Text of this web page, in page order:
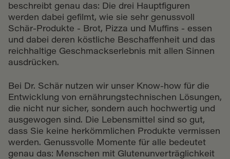
beschreibt genau das: Die drei Hauptfiguren
werden dabei gefilmt, wie sie sehr genussvoll
Schär-Produkte - Brot, Pizza und Muffins - essen
und dabei deren köstliche Beschaffenheit und das
reichhaltige Geschmackserlebnis mit allen Sinnen
ausdrücken.
Bei Dr. Schär nutzen wir unser Know-how für die
Entwicklung von ernährungstechnischen Lösungen,
die nicht nur sicher, sondern auch hochwertig und
ausgewogen sind. Die Lebensmittel sind so gut,
dass Sie keine herkömmlichen Produkte vermissen
werden. Genussvolle Momente für alle bedeutet
genau das: Menschen mit Glutenunverträglichkeit